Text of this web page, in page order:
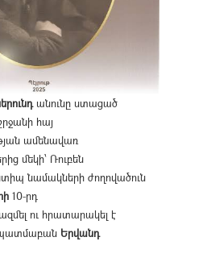
անունը ստացած
հայ
ամենավառ
մեկի՝ Ռուբեն
նամակների ժողովածուն
10-րդ
ու հրատարակել է
Երվանդ